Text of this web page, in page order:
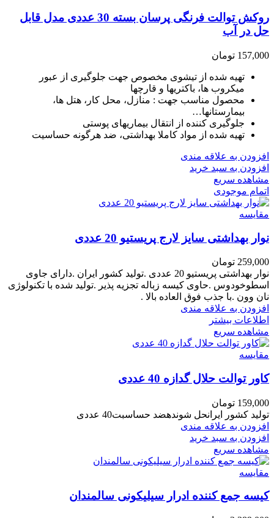
روکش توالت فرنگی پرسان بسته 30 عددی مدل قابل
حل در آب
157,000 تومان
تهیه شده از تیشوی مخصوص جهت جلوگیری از عبور
میکروب ها، باکتریها و قارچها
محصول مناسب جهت : منازل، محل کار، هتل ها،
بیمارستانها…
جلوگیری کننده از انتقال بیماریهای پوستی
تهیه شده از مواد کاملا بهداشتی، ضد هرگونه حساسیت
افزودن به علاقه مندی
افزودن به سبد خرید
مشاهده سریع
اتمام موجودی
مقایسه
نوار بهداشتی سایز لارج پریستیو 20 عددی
259,000 تومان
نوار بهداشتی پریستیو 20 عددی .تولید کشور ایران .دارای جاوی
اسطوخودوس .حاوی کیسه زباله تجزیه پذیر .تولید شده با تکنولوژی
نان وون .با جذب فوق العاده بالا .
افزودن به علاقه مندی
اطلاعات بیشتر
مشاهده سریع
مقایسه
کاور توالت حلال گدازه 40 عددی
159,000 تومان
تولید کشور ایرانحل شوندهضد حساسبت40 عددی
افزودن به علاقه مندی
افزودن به سبد خرید
مشاهده سریع
مقایسه
کیسه جمع کننده ادرار سیلیکونی سالمندان